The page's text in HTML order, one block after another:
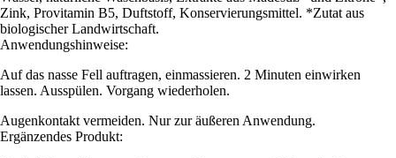
Zink, Provitamin B5, Duftstoff, Konservierungsmittel. *Zutat aus
biologischer Landwirtschaft.
Anwendungshinweise:
Auf das nasse Fell auftragen, einmassieren. 2 Minuten einwirken
lassen. Ausspülen. Vorgang wiederholen.
Augenkontakt vermeiden. Nur zur äußeren Anwendung.
Ergänzendes Produkt: